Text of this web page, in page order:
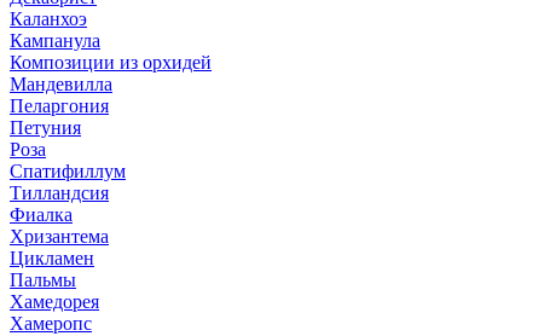
Каланхоэ
Кампанула
Композиции из орхидей
Мандевилла
Пеларгония
Петуния
Роза
Спатифиллум
Тилландсия
Фиалка
Хризантема
Цикламен
Пальмы
Хамедорея
Хамеропс